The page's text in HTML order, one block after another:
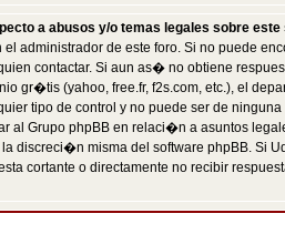
a abusos y/o temas legales sobre este
administrador de este foro. Si no puede
contactar. Si aun as� no obtiene
gr�tis (yahoo, free.fr, f2s.com, etc.), el
tipo de control y no puede ser de
al Grupo phpBB en relaci�n a asuntos
discreci�n misma del software phpBB. Si
cortante o directamente no recibir